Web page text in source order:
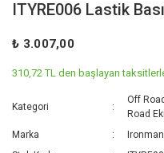
ITYRE006 Lastik
₺ 3.007,00
310,72 TL den başlayan
Kategori
Off
Road
Marka